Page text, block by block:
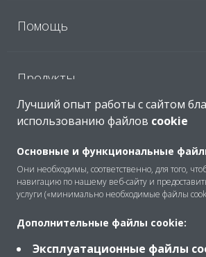
Помощь
Продукты
Правила
Использование
Конфиденциальность данных
Data Act
Лучший опыт работы с сайтом
использованию файлов cookie
Основные и функциональные
Они необходимы, соответственно, для того,
навигацию по нашему веб-сайту и
услуги («минимально необходимые файлы
Дополнительные файлы cookie:
Эксплуатационные файлы